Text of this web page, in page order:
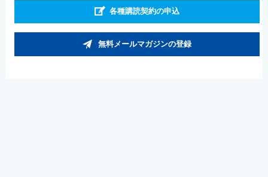
各種購読契約の申込
無料メールマガジンの登録